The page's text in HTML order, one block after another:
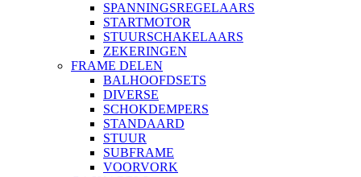
SPANNINGSREGELAARS
STARTMOTOR
STUURSCHAKELAARS
ZEKERINGEN
FRAME DELEN
BALHOOFDSETS
DIVERSE
SCHOKDEMPERS
STANDAARD
STUUR
SUBFRAME
VOORVORK